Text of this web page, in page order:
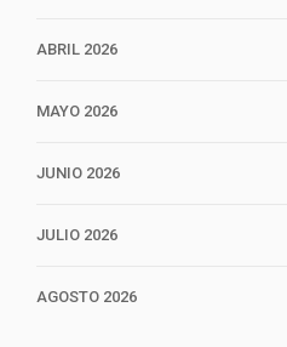
ABRIL 2026
MAYO 2026
JUNIO 2026
JULIO 2026
AGOSTO 2026